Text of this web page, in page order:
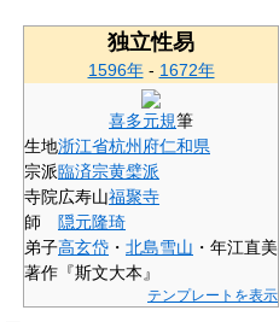
独立性易
1596年- 1672年
喜多元規筆
生地浙江省杭州府仁和県
宗派臨済宗黄檗派
寺院広寿山福聚寺
師
隠元隆琦
弟子高玄岱 ・ 北島雪山 ・年江直美
著作 『斯文大本』
テンプレートを表示